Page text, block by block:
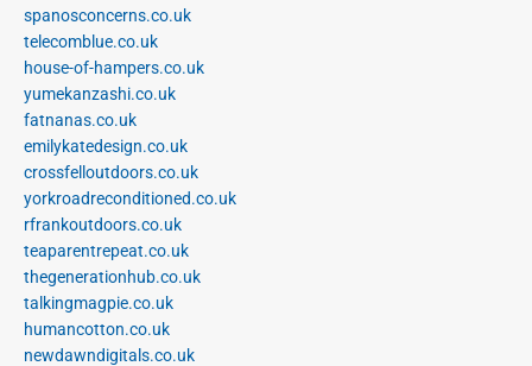
spanosconcerns.co.uk
telecomblue.co.uk
house-of-hampers.co.uk
yumekanzashi.co.uk
fatnanas.co.uk
emilykatedesign.co.uk
crossfelloutdoors.co.uk
yorkroadreconditioned.co.uk
rfrankoutdoors.co.uk
teaparentrepeat.co.uk
thegenerationhub.co.uk
talkingmagpie.co.uk
humancotton.co.uk
newdawndigitals.co.uk